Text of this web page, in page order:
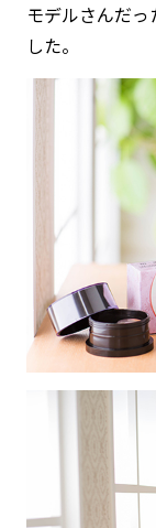
モデルさんだ
した。